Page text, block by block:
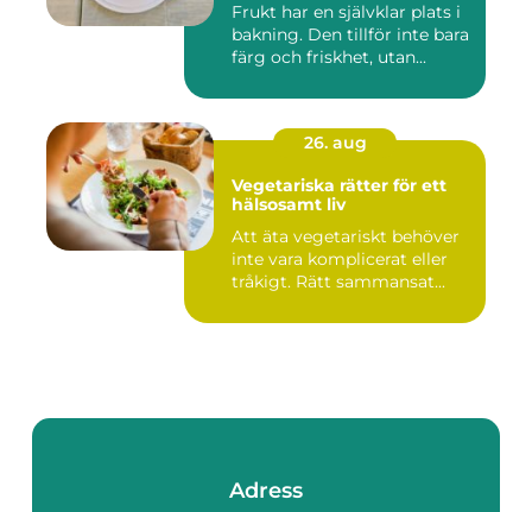
Frukt har en självklar plats i
bakning. Den tillför inte bara
färg och friskhet, utan...
26. aug
Vegetariska rätter för ett
hälsosamt liv
Att äta vegetariskt behöver
inte vara komplicerat eller
tråkigt. Rätt sammansat...
Adress